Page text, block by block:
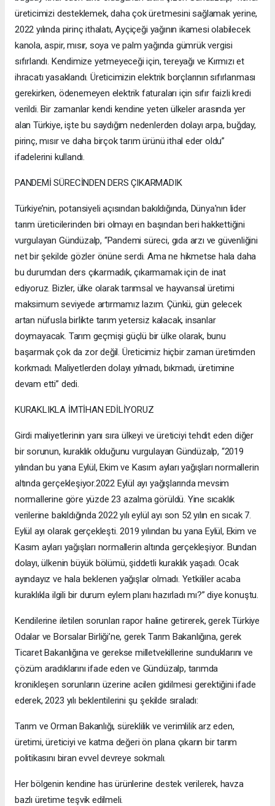
üreticimizi desteklemek, daha çok üretmesini sağlamak yerine,
2022 yılında pirinç ithalatı, Ayçiçeği yağının ikamesi olabilecek
kanola, aspir, mısır, soya ve palm yağında gümrük vergisi
sıfırlandı. Kendimize yetmeyeceği için, tereyağı ve Kırmızı et
ihracatı yasaklandı. Üreticimizin elektrik borçlarının sıfırlanması
gerekirken, ödenemeyen elektrik faturaları için sıfır faizli kredi
verildi. Bir zamanlar kendi kendine yeten ülkeler arasında yer
alan Türkiye, işte bu saydığım nedenlerden dolayı arpa, buğday,
pirinç, mısır ve daha birçok tarım ürünü ithal eder oldu”
ifadelerini kullandı.
PANDEMİ SÜRECİNDEN DERS ÇIKARMADIK
Türkiye’nin, potansiyeli açısından bakıldığında, Dünya'nın lider
tarım üreticilerinden biri olmayı en başından beri hakkettiğini
vurgulayan Gündüzalp, “Pandemi süreci, gıda arzı ve güvenliğini
net bir şekilde gözler önüne serdi. Ama ne hikmetse hala daha
bu durumdan ders çıkarmadık, çıkarmamak için de inat
ediyoruz. Bizler, ülke olarak tarımsal ve hayvansal üretimi
maksimum seviyede artırmamız lazım. Çünkü, gün gelecek
artan nüfusla birlikte tarım yetersiz kalacak, insanlar
doymayacak. Tarım geçmişi güçlü bir ülke olarak, bunu
başarmak çok da zor değil. Üreticimiz hiçbir zaman üretimden
korkmadı. Maliyetlerden dolayı yılmadı, bıkmadı, üretimine
devam etti” dedi.
KURAKLIKLA İMTİHAN EDİLİYORUZ
Girdi maliyetlerinin yanı sıra ülkeyi ve üreticiyi tehdit eden diğer
bir sorunun, kuraklık olduğunu vurgulayan Gündüzalp, “2019
yılından bu yana Eylül, Ekim ve Kasım ayları yağışları normallerin
altında gerçekleşiyor.2022 Eylül ayı yağışlarında mevsim
normallerine göre yüzde 23 azalma görüldü. Yine sıcaklık
verilerine bakıldığında 2022 yılı eylül ayı son 52 yılın en sıcak 7.
Eylül ayı olarak gerçekleşti. 2019 yılından bu yana Eylül, Ekim ve
Kasım ayları yağışları normallerin altında gerçekleşiyor. Bundan
dolayı, ülkenin büyük bölümü, şiddetli kuraklık yaşadı. Ocak
ayındayız ve hala beklenen yağışlar olmadı. Yetkililer acaba
kuraklıkla ilgili bir durum eylem planı hazırladı mı?” diye konuştu.
Kendilerine iletilen sorunları rapor haline getirerek, gerek Türkiye
Odalar ve Borsalar Birliği’ne, gerek Tarım Bakanlığına, gerek
Ticaret Bakanlığına ve gerekse milletvekillerine sunduklarını ve
çözüm aradıklarını ifade eden ve Gündüzalp, tarımda
kronikleşen sorunların üzerine acilen gidilmesi gerektiğini ifade
ederek, 2023 yılı beklentilerini şu şekilde sıraladı:
Tarım ve Orman Bakanlığı, süreklilik ve verimlilik arz eden,
üretimi, üreticiyi ve katma değeri ön plana çıkarın bir tarım
politikasını biran evvel devreye sokmalı.
Her bölgenin kendine has ürünlerine destek verilerek, havza
bazlı üretime teşvik edilmeli.